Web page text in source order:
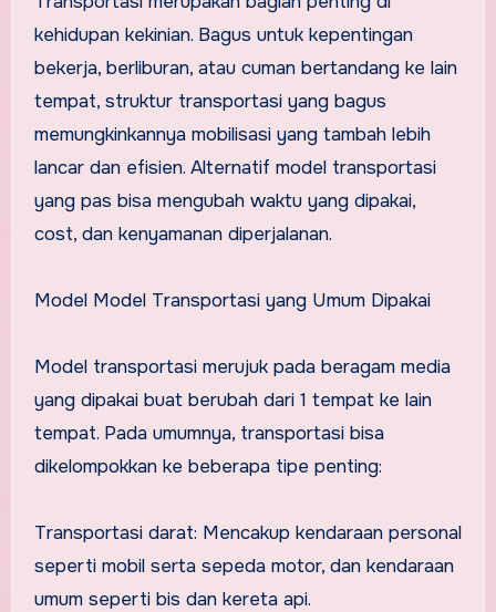
kehidupan kekinian. Bagus untuk kepentingan
bekerja, berliburan, atau cuman bertandang ke lain
tempat, struktur transportasi yang bagus
memungkinkannya mobilisasi yang tambah lebih
lancar dan efisien. Alternatif model transportasi
yang pas bisa mengubah waktu yang dipakai,
cost, dan kenyamanan diperjalanan.
Model Model Transportasi yang Umum Dipakai
Model transportasi merujuk pada beragam media
yang dipakai buat berubah dari 1 tempat ke lain
tempat. Pada umumnya, transportasi bisa
dikelompokkan ke beberapa tipe penting:
Transportasi darat: Mencakup kendaraan personal
seperti mobil serta sepeda motor, dan kendaraan
umum seperti bis dan kereta api.